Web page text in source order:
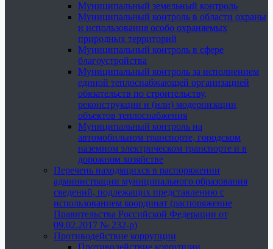
Муниципальный земельный контроль
Муниципальный контроль в области охраны
и использования особо охраняемых
природных территорий
Муниципальный контроль в сфере
благоустройства
Муниципальный контроль за исполнением
единой теплоснабжающей организацией
обязательств по строительству,
реконструкции и (или) модернизации
объектов теплоснабжения
Муниципальный контроль на
автомобильном транспорте, городском
наземном электрическом транспорте и в
дорожном хозяйстве
Перечень находящихся в распоряжении
администрации муниципального образования
сведений, подлежащих представлению с
использованием координат (распоряжение
Правительства Российской Федерации от
09.02.2017 № 232-р)
Противодействие коррупции
Противодействие коррупции